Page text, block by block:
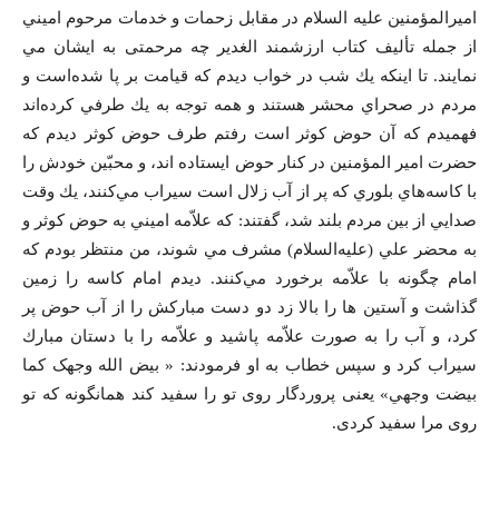
اميرالمؤمنين عليه السلام در مقابل زحمات و خدمات مرحوم اميني
از جمله تألیف کتاب ارزشمند الغدیر چه مرحمتی به ایشان مي
نمايند. تا اينكه يك شب در خواب ديدم كه قيامت بر پا شده‌است و
مردم در صحراي محشر هستند و همه توجه به يك طرفي كرده‌اند
فهميدم كه آن حوض كوثر است رفتم طرف حوض كوثر ديدم كه
حضرت امير المؤمنين در كنار حوض ايستاده اند، و محبّين خودش را
با كاسه‌هاي بلوري كه پر از آب زلال است سيراب مي‌كنند، يك وقت
صدايي از بين مردم بلند شد، گفتند: كه علاّمه اميني به حوض كوثر و
به محضر علي (عليه‌السلام) مشرف مي شوند، من منتظر بودم كه
امام چگونه با علاّمه برخورد مي‌كنند. ديدم امام كاسه را زمين
گذاشت و آستین ها را بالا زد دو دست مباركش را از آب حوض پر
كرد، و آب را به صورت علاّمه پاشيد و علاّمه را با دستان مبارك
سيراب كرد و سپس خطاب به او فرمودند: « بيض الله وجهک کما
بيضت وجهي» یعنی پروردگار روی تو را سفيد کند همانگونه که تو
روی مرا سفيد کردی.